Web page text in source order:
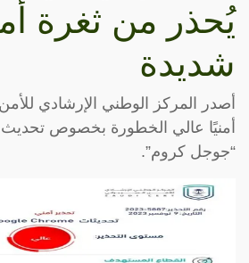
يُحذر من ثغرة
شديدة
أصدر المركز الوطني الإرشادي للأمن
أمنيًا عالي الخطورة بخصوص
“جوجل كروم”.